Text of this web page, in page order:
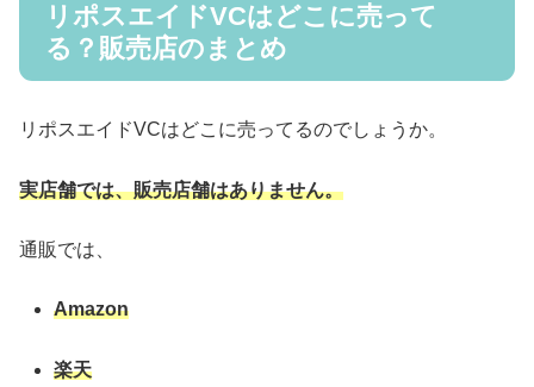
リポスエイドVCはどこに売って
る？販売店のまとめ
リポスエイドVCはどこに売ってるのでしょうか。
実店舗では、販売店舗はありません。
通販では、
Amazon
楽天